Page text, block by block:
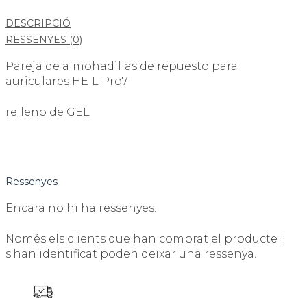
DESCRIPCIÓ
RESSENYES (0)
Pareja de almohadillas de repuesto para
auriculares HEIL Pro7
relleno de GEL
Ressenyes
Encara no hi ha ressenyes.
Només els clients que han comprat el producte i
s'han identificat poden deixar una ressenya.